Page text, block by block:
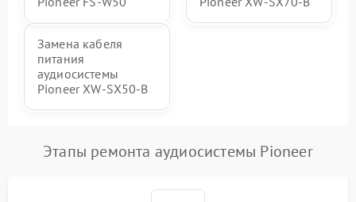
Замена кабеля
питания
аудиосистемы
Pioneer XW-SX50-B
Этапы ремонта аудиосистемы Pioneer